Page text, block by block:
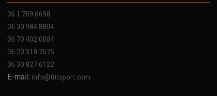
06 1 709 6698
06 30 984 8804
06 70 402 0004
06 20 318 7575
06 30 827 6122
E-mail: info@fittsport.com